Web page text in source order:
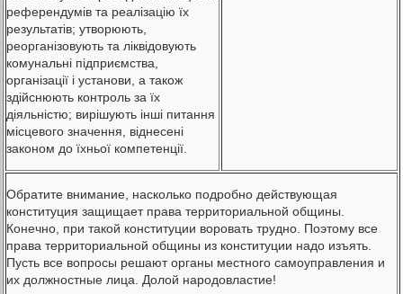
референдумів та реалізацію їх
результатів; утворюють,
реорганізовують та ліквідовують
комунальні підприємства,
організації і установи, а також
здійснюють контроль за їх
діяльністю; вирішують інші питання
місцевого значення, віднесені
законом до їхньої компетенції.
Обратите внимание, насколько подробно действующая
конституция защищает права территориальной общины.
Конечно, при такой конституции воровать трудно. Поэтому все
права территориальной общины из конституции надо изъять.
Пусть все вопросы решают органы местного самоуправления и
их должностные лица. Долой народовластие!